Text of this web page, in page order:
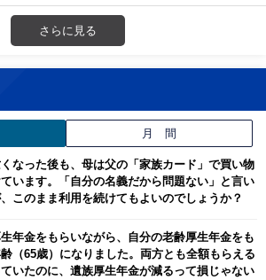
さらに見る
月 間
なった後も、母は父の「家族カード」で買い物
います。「自分の名義だから問題ない」と言い
、このまま利用を続けてもよいのでしょうか？
年金をもらいながら、自分の老齢厚生年金をも
齢（65歳）になりました。両方とも全額もらえる
ていたのに、遺族厚生年金が減るって損じゃない